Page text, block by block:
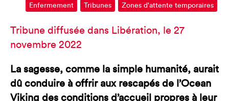
Enfermement Tribunes Zones d'attente temporaires
Tribune diffusée dans Libération, le 27
novembre 2022
La sagesse, comme la simple humanité, aurait
dû conduire à offrir aux rescapés de l’Ocean
Viking des conditions d’accueil propres à leur